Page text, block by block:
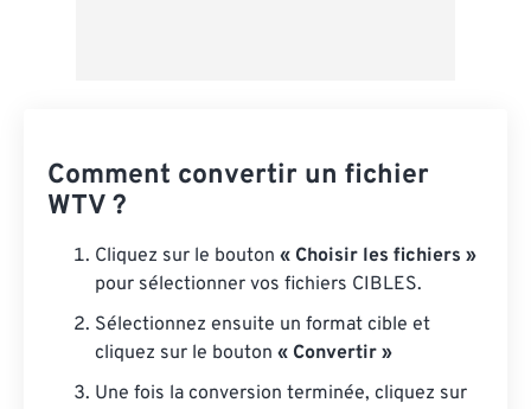
Comment convertir un fichier
WTV ?
Cliquez sur le bouton « Choisir les fichiers »
pour sélectionner vos fichiers CIBLES.
Sélectionnez ensuite un format cible et
cliquez sur le bouton « Convertir »
Une fois la conversion terminée, cliquez sur